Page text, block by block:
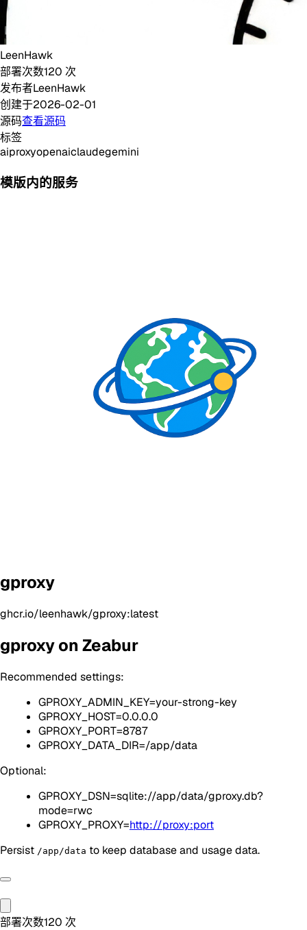
LeenHawk
部署次数120 次
发布者LeenHawk
创建于2026-02-01
源码查看源码
标签
aiproxyopenaiclaudegemini
模版内的服务
gproxy
ghcr.io/leenhawk/gproxy:latest
gproxy on Zeabur
Recommended settings:
GPROXY_ADMIN_KEY=your-strong-key
GPROXY_HOST=0.0.0.0
GPROXY_PORT=8787
GPROXY_DATA_DIR=/app/data
Optional:
GPROXY_DSN=sqlite://app/data/gproxy.db?
mode=rwc
GPROXY_PROXY=http://proxy:port
Persist /app/data to keep database and usage data.
部署次数120 次